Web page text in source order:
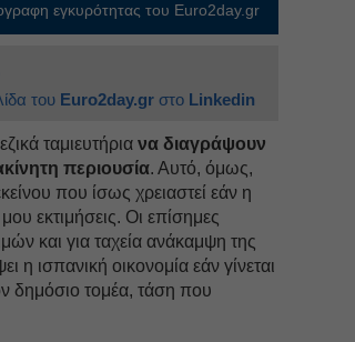
εγκυρότητας του Euro2day.gr
του Euro2day.gr στο Linkedin
ταμιευτήριανα διαγράψουν
περιουσία. Αυτό, όμως,
που ίσως χρειαστεί εάν η
εκτιμήσεις. Οι επίσημες
και για ταχεία ανάκαμψη της
ισπανική οικονομία εάν γίνεται
δημόσιο τομέα, τάση που